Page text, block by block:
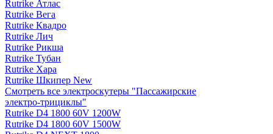
Rutrike Атлас
Rutrike Вега
Rutrike Квадро
Rutrike Лич
Rutrike Рикша
Rutrike Тубан
Rutrike Хара
Rutrike Шкипер New
Смотреть все электро­скутеры "Пассажирские
электро‑трициклы"
Rutrike D4 1800 60V 1200W
Rutrike D4 1800 60V 1500W